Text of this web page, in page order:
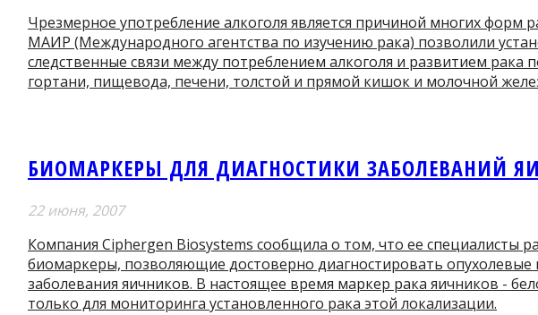
Чрезмерное употребление алкоголя является причиной многих форм
МАИР (Международного агентства по изучению рака) позволили
следственные связи между потреблением алкоголя и развитием рака
гортани, пищевода, печени, толстой и прямой кишок и молочной
БИОМАРКЕРЫ ДЛЯ ДИАГНОСТИКИ ЗАБОЛЕВАНИЙ
22 июня, 2007
Компания Ciphergen Biosystems сообщила о том, что ее специалисты
биомаркеры, позволяющие достоверно диагностировать опухолевые
заболевания яичников. В настоящее время маркер рака яичников -
только для мониторинга установленного рака этой локализации.